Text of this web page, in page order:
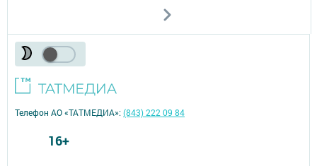
Телефон АО «ТАТМЕДИА»:(843) 222 09 84
16+